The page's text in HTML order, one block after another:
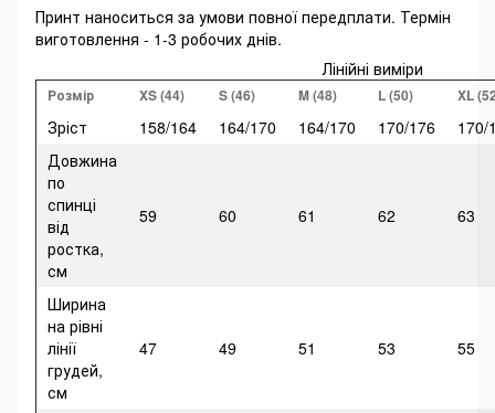
Принт наноситься за умови повної передплати. Термін
виготовлення - 1-3 робочих днів.
Лінійні виміри
Розмір XS (44) S (46) M (48) L (50) XL
Зріст 158/164 164/170 164/170 170/176
170/
Довжина
по
спинці
від
ростка,
см
59 60 61 62 63
Ширина
на рівні
лінії
грудей,
см
47 49 51 53 55